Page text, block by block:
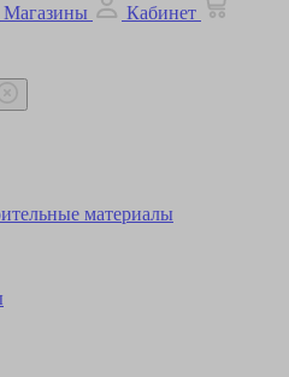
Магазины
Кабинет
материалы